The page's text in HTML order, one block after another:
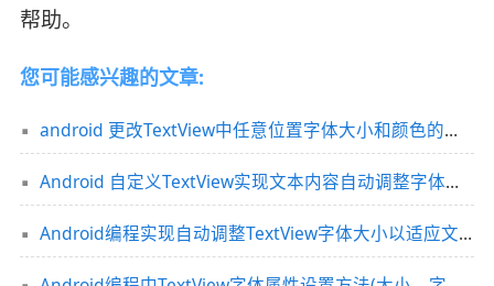
帮助。
您可能感兴趣的文章:
android 更改TextView中任意位置字体大小和颜色的方法
Android 自定义TextView实现文本内容自动调整字体大小
Android编程实现自动调整TextView字体大小以适应文字长度的方法